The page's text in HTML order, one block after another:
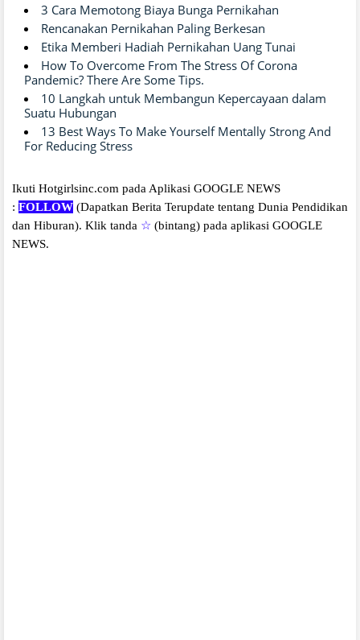
3 Cara Memotong Biaya Bunga Pernikahan
Rencanakan Pernikahan Paling Berkesan
Etika Memberi Hadiah Pernikahan Uang Tunai
How To Overcome From The Stress Of Corona
Pandemic? There Are Some Tips.
10 Langkah untuk Membangun Kepercayaan dalam
Suatu Hubungan
13 Best Ways To Make Yourself Mentally Strong And
For Reducing Stress
Ikuti Hotgirlsinc.com pada Aplikasi GOOGLE NEWS
: FOLLOW (Dapatkan Berita Terupdate tentang Dunia Pendidikan
dan Hiburan). Klik tanda ☆ (bintang) pada aplikasi GOOGLE
NEWS.